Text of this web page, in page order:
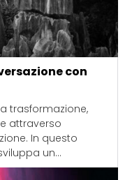
con
trasformazione,
attraverso
In questo
un...